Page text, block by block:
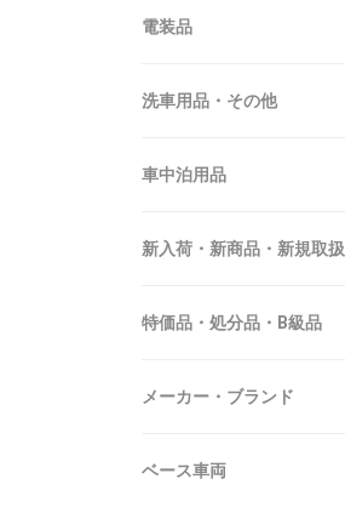
電装品
洗車用品・その他
車中泊用品
新入荷・新商品・新規取扱
特価品・処分品・B級品
メーカー・ブランド
ベース車両